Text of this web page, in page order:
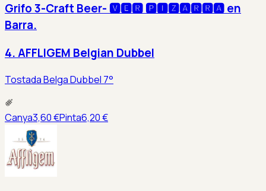
Grifo 3-Craft Beer- 🆅🅴🆁 🅿🅸🆉🅰🆁🆁🅰 en
Barra.
4. AFFLIGEM Belgian Dubbel
Tostada Belga Dubbel 7°
Canya3,60 €Pinta6,20 €